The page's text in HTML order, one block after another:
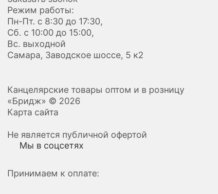
Режим работы:
Пн-Пт. с 8:30 до 17:30,
Сб. с 10:00 до 15:00,
Вс. выходной
Самара, Заводское шоссе, 5 к2
Канцелярские товары оптом и в розницу
«Бридж» © 2026
Карта сайта
Не является публичной офертой
Мы в соцсетях
Принимаем к оплате: